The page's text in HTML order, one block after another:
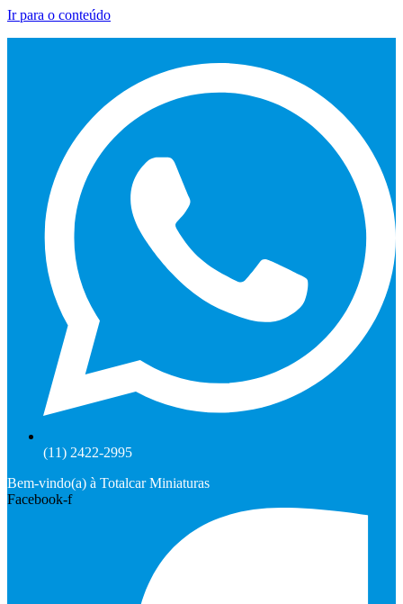
Ir para o conteúdo
(11) 2422-2995
Bem-vindo(a) à Totalcar Miniaturas
Facebook-f